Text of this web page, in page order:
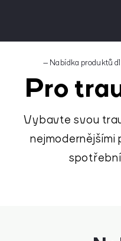
– Nabídka produktů
Pro
Vybavte svou